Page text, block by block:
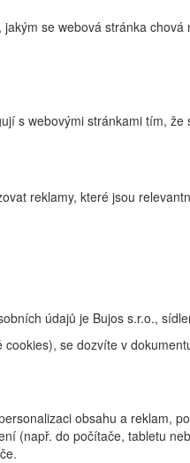
se webová stránka
s webovými stránkami tím,
reklamy, které jsou
údajů je Bujos s.r.o.,
se dozvíte v
obsahu a reklam,
(např. do počítače, tabletu